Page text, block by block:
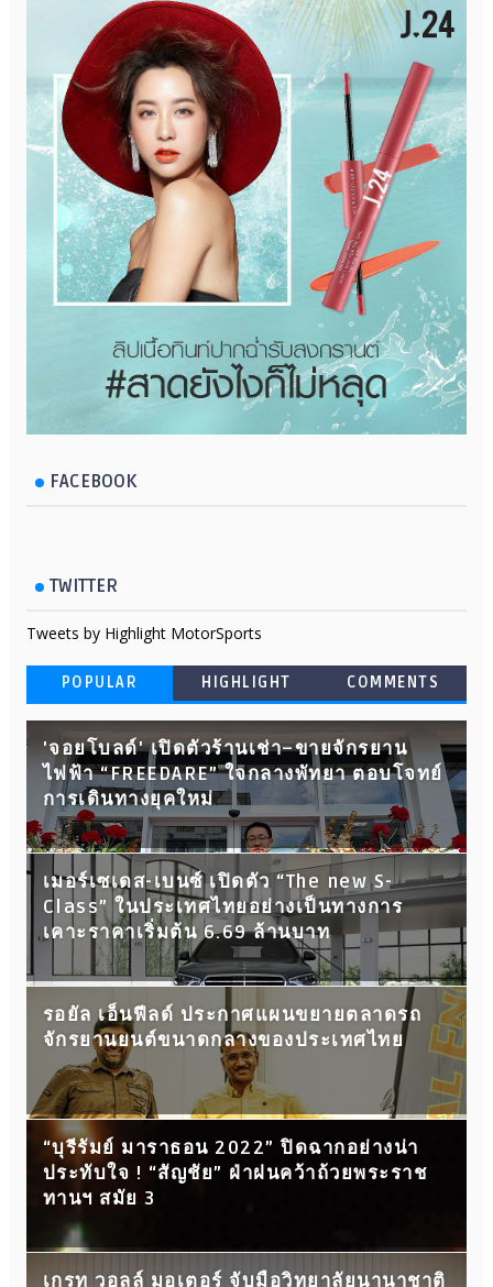
FACEBOOK
TWITTER
Tweets by Highlight MotorSports
POPULAR HIGHLIGHT COMMENTS
'จอยโบลด์' เปิดตัวร้านเช่า–ขายจักรยาน
ไฟฟ้า “FREEDARE” ใจกลางพัทยา ตอบโจทย์
การเดินทางยุคใหม่
เมอร์เซเดส-เบนซ์ เปิดตัว “The new S-
Class” ในประเทศไทยอย่างเป็นทางการ
เคาะราคาเริ่มต้น 6.69 ล้านบาท
รอยัล เอ็นฟีลด์ ประกาศแผนขยายตลาดรถ
จักรยานยนต์ขนาดกลางของประเทศไทย
“บุรีรัมย์ มาราธอน 2022” ปิดฉากอย่างน่า
ประทับใจ ! “สัญชัย” ฝ่าฝนคว้าถ้วยพระราช
ทานฯ สมัย 3
เกรท วอลล์ มอเตอร์ จับมือวิทยาลัยนานาชาติ